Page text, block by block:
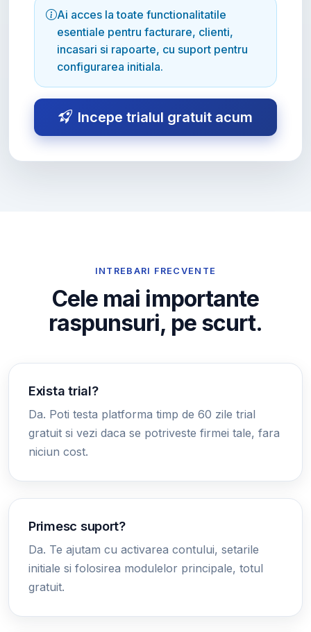
Ai acces la toate functionalitatile
esentiale pentru facturare, clienti,
incasari si rapoarte, cu suport pentru
configurarea initiala.
Incepe trialul gratuit acum
INTREBARI FRECVENTE
Cele mai importante
raspunsuri, pe scurt.
Exista trial?
Da. Poti testa platforma timp de 60 zile trial
gratuit si vezi daca se potriveste firmei tale, fara
niciun cost.
Primesc suport?
Da. Te ajutam cu activarea contului, setarile
initiale si folosirea modulelor principale, totul
gratuit.